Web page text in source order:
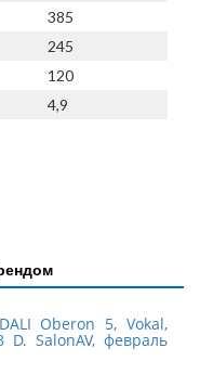
385
245
120
4,9
Oberon 5, Vokal,
D. SalonAV, февраль